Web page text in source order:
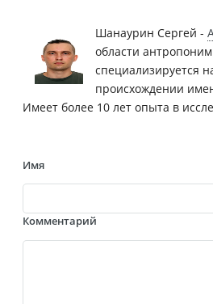
Шанаурин Сергей -
области
специализируется
происхождении
Имеет более 10 лет опыта в
Имя
Комментарий